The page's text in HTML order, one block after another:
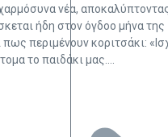
νέα,
ήδη στον όγδοο μήνα της
περιμένουν κοριτσάκι:
το παιδάκι μας….